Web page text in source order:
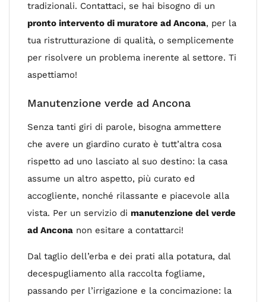
tradizionali. Contattaci, se hai bisogno di un
pronto intervento di muratore ad Ancona, per la
tua ristrutturazione di qualità, o semplicemente
per risolvere un problema inerente al settore. Ti
aspettiamo!
Manutenzione verde ad Ancona
Senza tanti giri di parole, bisogna ammettere
che avere un giardino curato è tutt’altra cosa
rispetto ad uno lasciato al suo destino: la casa
assume un altro aspetto, più curato ed
accogliente, nonché rilassante e piacevole alla
vista. Per un servizio di manutenzione del verde
ad Ancona non esitare a contattarci!
Dal taglio dell’erba e dei prati alla potatura, dal
decespugliamento alla raccolta fogliame,
passando per l’irrigazione e la concimazione: la